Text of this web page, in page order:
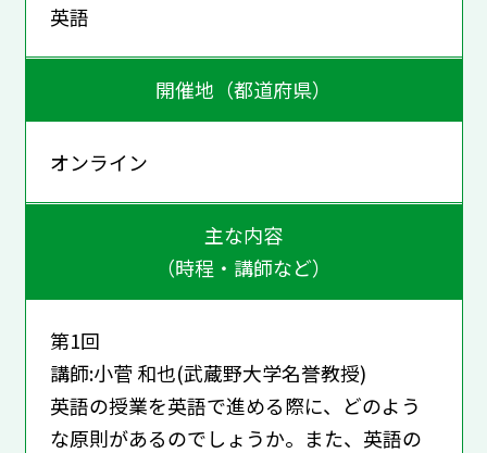
英語
開催地（都道府県）
オンライン
主な内容
（時程・講師など）
第1回
講師:小菅 和也(武蔵野大学名誉教授)
英語の授業を英語で進める際に、どのよう
な原則があるのでしょうか。また、英語の